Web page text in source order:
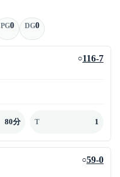
PG0 DG0
○116-7
80分 T 1
○59-0